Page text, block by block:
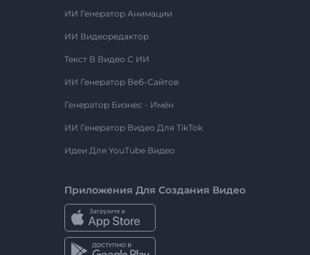
ИИ Генератор Анимации
ИИ Видеоредактор
Текст В Видео С ИИ
ИИ Генератор Веб-Сайтов
Генератор Бизнес - Имён
ИИ Генератор Видео Для TikTok
Идеи Для YouTube Видео
Приложения Для Создания Видео